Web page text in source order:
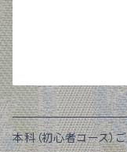
本科（初心者コース）